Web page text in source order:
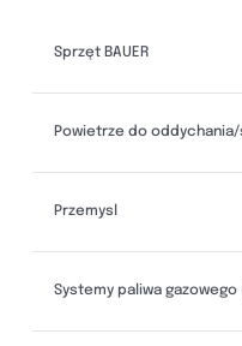
Sprzęt BAUER
Powietrze do
Przemysl
Systemy paliwa gazowego